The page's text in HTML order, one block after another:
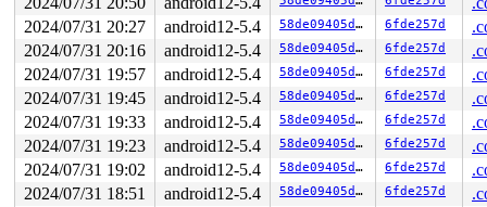
2024/07/31 20:27
android12-5.4 58de09405d1e 6fde257d
2024/07/31 20:16
android12-5.4 58de09405d1e 6fde257d
2024/07/31 19:57
android12-5.4 58de09405d1e 6fde257d
2024/07/31 19:45
android12-5.4 58de09405d1e 6fde257d
2024/07/31 19:33
android12-5.4 58de09405d1e 6fde257d
2024/07/31 19:23
android12-5.4 58de09405d1e 6fde257d
2024/07/31 19:02
android12-5.4 58de09405d1e 6fde257d
2024/07/31 18:51
android12-5.4 58de09405d1e 6fde257d